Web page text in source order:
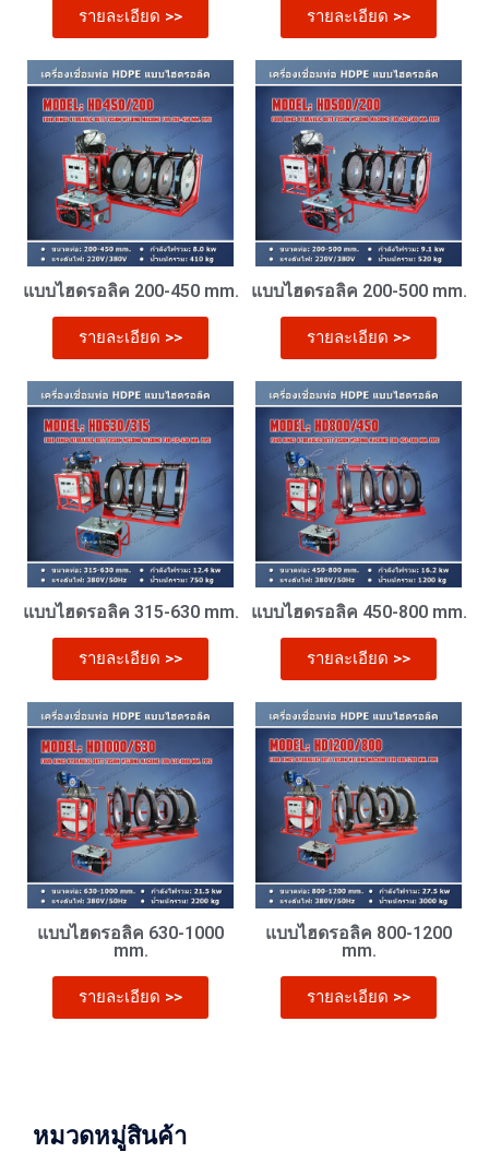
รายละเอียด >> รายละเอียด >>
แบบไฮดรอลิค 200-450 mm.
รายละเอียด >>
แบบไฮดรอลิค 200-500 mm.
รายละเอียด >>
แบบไฮดรอลิค 315-630 mm.
รายละเอียด >>
แบบไฮดรอลิค 450-800 mm.
รายละเอียด >>
แบบไฮดรอลิค 630-1000
mm.
รายละเอียด >>
แบบไฮดรอลิค 800-1200
mm.
รายละเอียด >>
หมวดหมู่สินค้า